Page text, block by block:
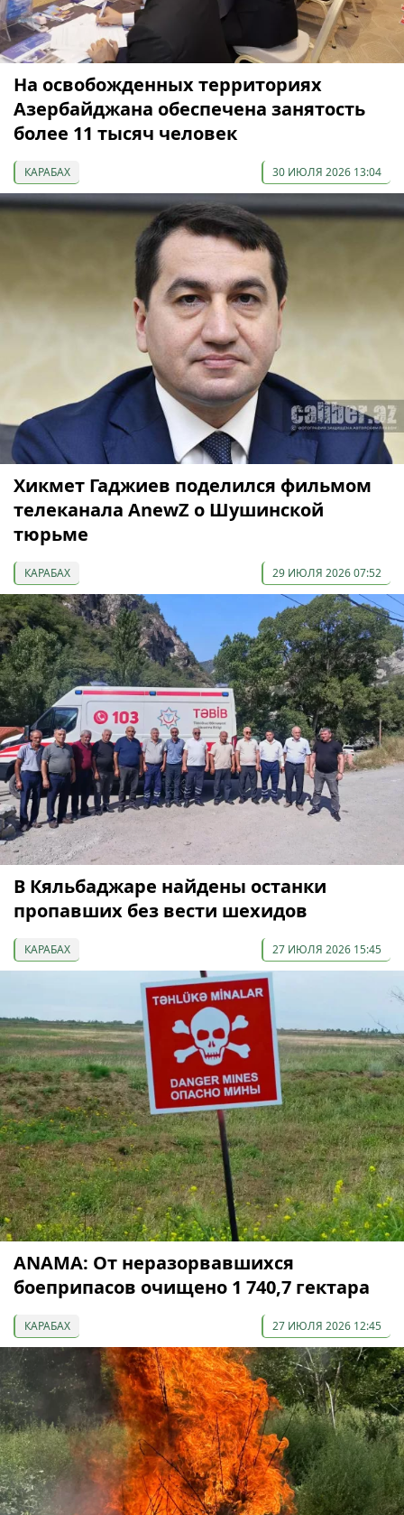
На освобожденных территориях
Азербайджана обеспечена занятость
более 11 тысяч человек
КАРАБАХ 30 ИЮЛЯ 2026 13:04
Хикмет Гаджиев поделился фильмом
телеканала AnewZ о Шушинской
тюрьме
КАРАБАХ 29 ИЮЛЯ 2026 07:52
В Кяльбаджаре найдены останки
пропавших без вести шехидов
КАРАБАХ 27 ИЮЛЯ 2026 15:45
ANAMA: От неразорвавшихся
боеприпасов очищено 1 740,7 гектара
КАРАБАХ 27 ИЮЛЯ 2026 12:45